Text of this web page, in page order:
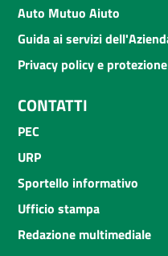
Auto Mutuo Aiuto
Guida ai servizi
Privacy policy e
CONTATTI
PEC
URP
Sportello informativo
Ufficio stampa
Redazione multimediale